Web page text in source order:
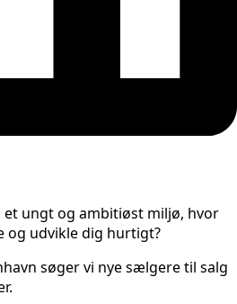
et ungt og ambitiøst miljø, hvor
og udvikle dig hurtigt?
søger vi nye sælgere til salg